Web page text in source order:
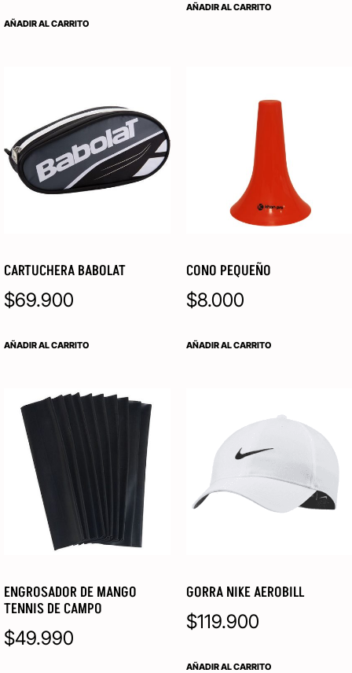
AÑADIR AL CARRITO
AÑADIR AL CARRITO
CARTUCHERA BABOLAT
$69.900
AÑADIR AL CARRITO
CONO PEQUEÑO
$8.000
AÑADIR AL CARRITO
ENGROSADOR DE MANGO
TENNIS DE CAMPO
$49.990
GORRA NIKE AEROBILL
$119.900
AÑADIR AL CARRITO